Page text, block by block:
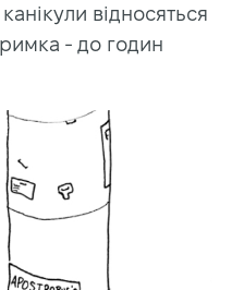
відносяться
- до годин